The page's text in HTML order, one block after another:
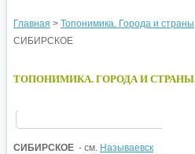
Главная > Топонимика. Города и страны
СИБИРСКОЕ
ТОПОНИМИКА. ГОРОДА И СТРАНЫ
СИБИРСКОЕ - см. Называевск